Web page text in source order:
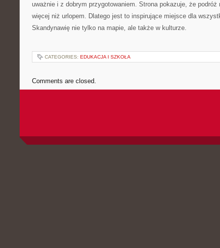
uważnie i z dobrym przygotowaniem. Strona pokazuje, że podróż
więcej niż urlopem. Dlatego jest to inspirujące miejsce dla
Skandynawię nie tylko na mapie, ale także w kulturze.
CATEGORIES: EDUKACJA I SZKOŁA
Comments are closed.